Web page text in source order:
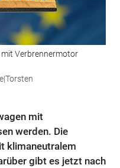
Verbrennermotor
mit
werden. Die
klimaneutralem
gibt es jetzt nach